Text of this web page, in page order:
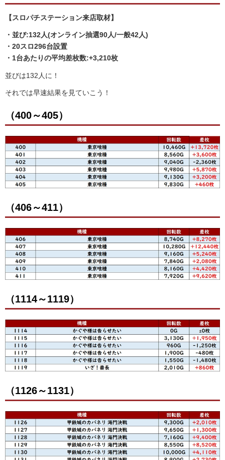
【スロパチステーション来店取材】
・並び:132人(オンライン抽選90人/一般42人)
・20スロ296台設置
・1台あたりの平均差枚数:+3,210枚
並びは132人に！
それでは早速結果を見ていこう！
（400～405）
（406～411）
（1114～1119）
（1126～1131）